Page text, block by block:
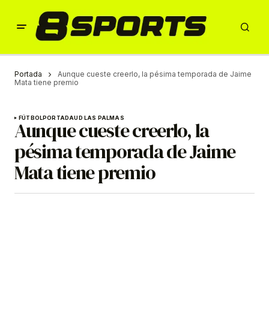
Portada
Aunque cueste creerlo, la pésima temporada de Jaime
Mata tiene premio
FÚTBOLPORTADAUD LAS PALMAS
Aunque cueste creerlo, la
pésima temporada de Jaime
Mata tiene premio